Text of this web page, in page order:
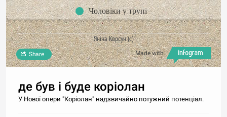
Чоловіки у трупі
Яніна Корсун (с)
Made with
Share
де був і буде коріолан
У Нової опери "Коріолан" надзвичайно потужний потенціал.